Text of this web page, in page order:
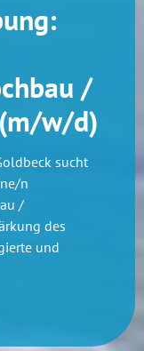
/
w/d)
sucht
n
/
des
und